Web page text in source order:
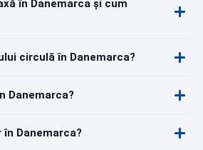
în Danemarca și cum
circulă în Danemarca?
Danemarca?
Danemarca?